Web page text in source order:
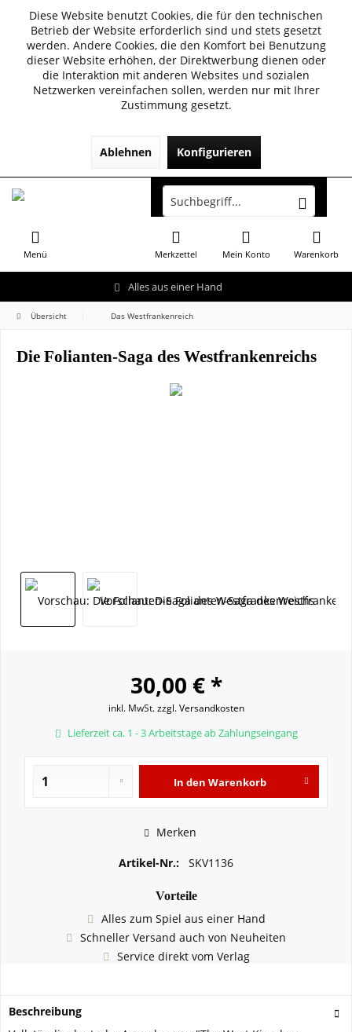
Diese Website benutzt Cookies, die für den technischen
Betrieb der Website erforderlich sind und stets gesetzt
werden. Andere Cookies, die den Komfort bei Benutzung
dieser Website erhöhen, der Direktwerbung dienen oder
die Interaktion mit anderen Websites und sozialen
Netzwerken vereinfachen sollen, werden nur mit Ihrer
Zustimmung gesetzt.
Ablehnen Konfigurieren
Alles aus einer Hand
Menü Warenkorb
Merkzettel Mein Konto
Übersicht Das Westfrankenreich
Die Folianten-Saga des Westfrankenreichs
30,00 € *
inkl. MwSt.zzgl. Versandkosten
Lieferzeit ca. 1 - 3 Arbeitstage ab Zahlungseingang
In den Warenkorb
Merken
Artikel-Nr.: SKV1136
Vorteile
Alles zum Spiel aus einer Hand
Schneller Versand auch von Neuheiten
Service direkt vom Verlag
Beschreibung